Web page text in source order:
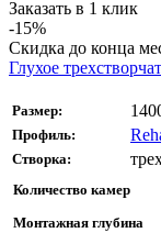
Заказать в 1 клик
-15%
Скидка до конца
Глухое
Размер:
Профиль:
Створка:
Количество камер
Монтажная глубина